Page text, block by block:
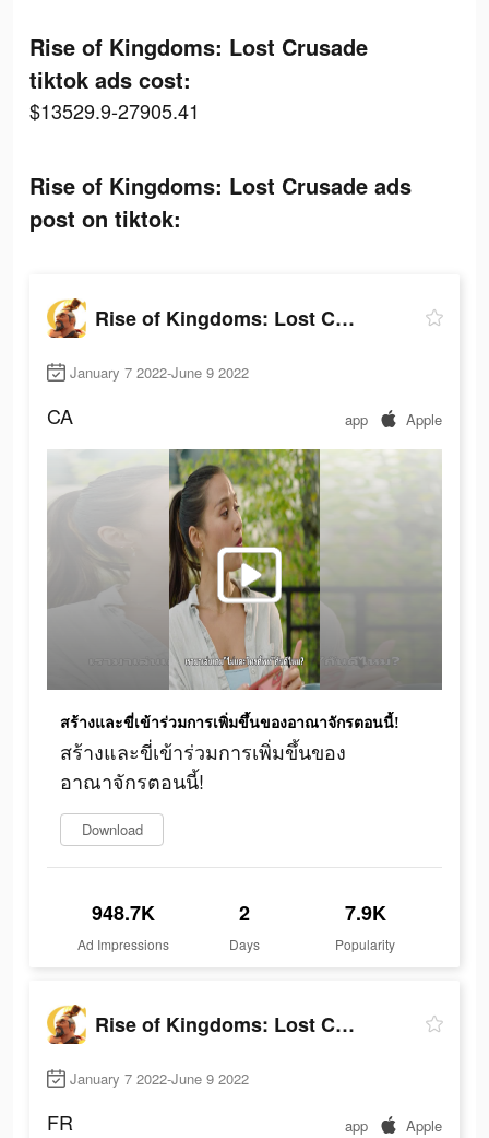
Rise of Kingdoms: Lost Crusade
tiktok ads cost:
$13529.9-27905.41
Rise of Kingdoms: Lost Crusade ads
post on tiktok:
Rise of Kingdoms: Lost Crusade
January 7 2022-June 9 2022
CA app Apple
สร้างและขี่เข้าร่วมการเพิ่มขึ้นของอาณาจักรตอนนี้!
สร้างและขี่เข้าร่วมการเพิ่มขึ้นของ
อาณาจักรตอนนี้!
Download
948.7K
Ad Impressions
2
Days
7.9K
Popularity
Rise of Kingdoms: Lost Crusade
January 7 2022-June 9 2022
FR app Apple